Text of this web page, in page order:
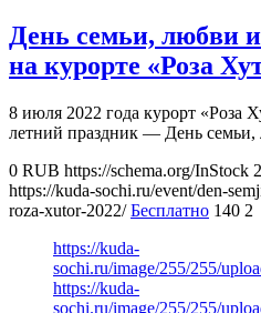
День семьи, любви
на курорте «Роза
8 июля 2022 года курорт «Роза
летний праздник — День семьи,
0 RUB https://schema.org/InStock
https://kuda-sochi.ru/event/den-
roza-xutor-2022/ Бесплатно 140 2
https://kuda-
sochi.ru/image/255/255/
https://kuda-
sochi.ru/image/255/255/